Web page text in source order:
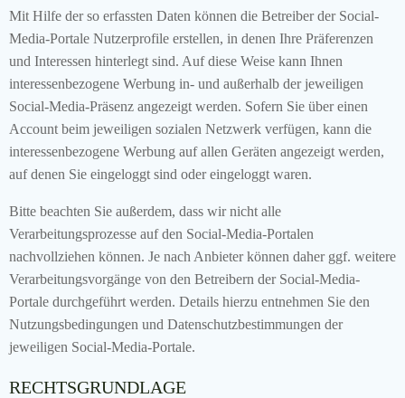
Mit Hilfe der so erfassten Daten können die Betreiber der Social-
Media-Portale Nutzerprofile erstellen, in denen Ihre Präferenzen
und Interessen hinterlegt sind. Auf diese Weise kann Ihnen
interessenbezogene Werbung in- und außerhalb der jeweiligen
Social-Media-Präsenz angezeigt werden. Sofern Sie über einen
Account beim jeweiligen sozialen Netzwerk verfügen, kann die
interessenbezogene Werbung auf allen Geräten angezeigt werden,
auf denen Sie eingeloggt sind oder eingeloggt waren.
Bitte beachten Sie außerdem, dass wir nicht alle
Verarbeitungsprozesse auf den Social-Media-Portalen
nachvollziehen können. Je nach Anbieter können daher ggf. weitere
Verarbeitungsvorgänge von den Betreibern der Social-Media-
Portale durchgeführt werden. Details hierzu entnehmen Sie den
Nutzungsbedingungen und Datenschutzbestimmungen der
jeweiligen Social-Media-Portale.
RECHTSGRUNDLAGE